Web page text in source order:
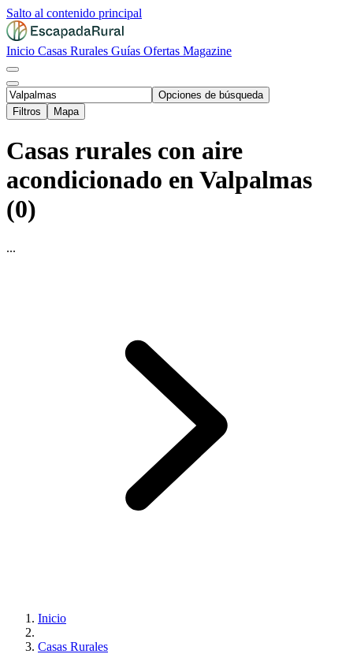
Salto al contenido principal
Inicio Casas Rurales Guías Ofertas Magazine
Opciones de búsqueda
Filtros
Mapa
Casas rurales con aire
acondicionado en Valpalmas
(0)
...
Inicio
Casas Rurales